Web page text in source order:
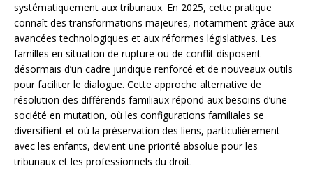
systématiquement aux tribunaux. En 2025, cette pratique
connaît des transformations majeures, notamment grâce aux
avancées technologiques et aux réformes législatives. Les
familles en situation de rupture ou de conflit disposent
désormais d’un cadre juridique renforcé et de nouveaux outils
pour faciliter le dialogue. Cette approche alternative de
résolution des différends familiaux répond aux besoins d’une
société en mutation, où les configurations familiales se
diversifient et où la préservation des liens, particulièrement
avec les enfants, devient une priorité absolue pour les
tribunaux et les professionnels du droit.